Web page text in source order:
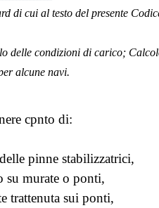
di cui al testo del presente
delle condizioni di carico;
alcune navi.
cpnto di:
pinne stabilizzatrici,
su murate o ponti,
trattenuta sui ponti,